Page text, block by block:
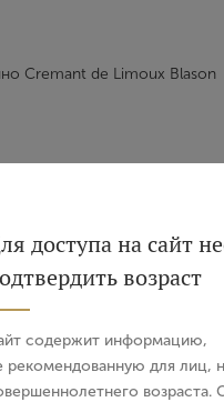
Cremant de Limoux
Blason Rouge
Розовое, Брют, 0.75 л
доступа на сайт
возраст
содержит информацию,
рекомендованную для лиц,
возраста.